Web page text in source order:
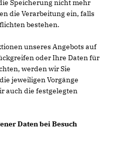
Speicherung nicht mehr
die Verarbeitung ein, falls
bestehen.
unseres Angebots auf
oder Ihre Daten für
werden wir Sie
jeweiligen Vorgänge
auch die festgelegten
Daten bei Besuch